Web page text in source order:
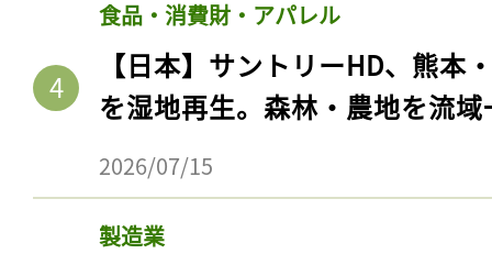
食品・消費財・アパレル
【日本】サントリーHD、熊本
を湿地再生。森林・農地を流
2026/07/15
製造業